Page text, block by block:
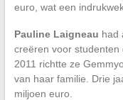
euro, wat een
Pauline Laigneau had
creëren voor studenten
2011 richtte ze
van haar familie. Drie
miljoen euro.